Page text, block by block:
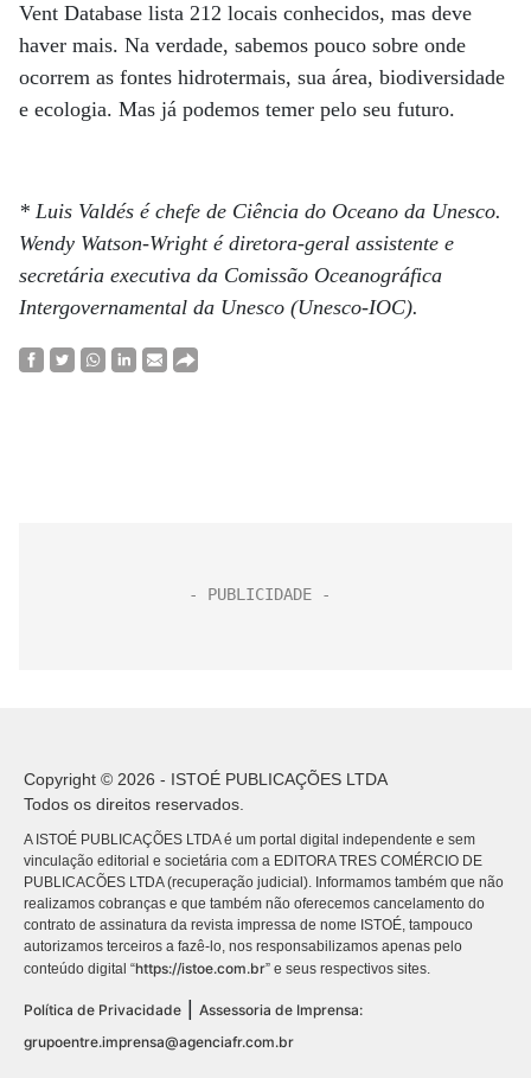
Vent Database lista 212 locais conhecidos, mas deve
haver mais. Na verdade, sabemos pouco sobre onde
ocorrem as fontes hidrotermais, sua área, biodiversidade
e ecologia. Mas já podemos temer pelo seu futuro.
* Luis Valdés é chefe de Ciência do Oceano da Unesco.
Wendy Watson-Wright é diretora-geral assistente e
secretária executiva da Comissão Oceanográfica
Intergovernamental da Unesco (Unesco-IOC).
Copyright © 2026 - ISTOÉ PUBLICAÇÕES LTDA
Todos os direitos reservados.
A ISTOÉ PUBLICAÇÕES LTDA é um portal digital independente e sem
vinculação editorial e societária com a EDITORA TRES COMÉRCIO DE
PUBLICACÕES LTDA (recuperação judicial). Informamos também que não
realizamos cobranças e que também não oferecemos cancelamento do
contrato de assinatura da revista impressa de nome ISTOÉ, tampouco
autorizamos terceiros a fazê-lo, nos responsabilizamos apenas pelo
conteúdo digital “https://istoe.com.br” e seus respectivos sites.
Política de Privacidade
Assessoria de Imprensa:
grupoentre.imprensa@agenciafr.com.br